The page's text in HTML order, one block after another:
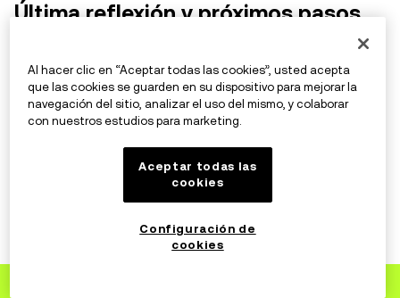
Última reflexión y próximos pasos
Gracias a su rápida ejecución y baja barrera de entrada,
los bots de trading de Telegram sin lugar a dudas han
remodelado el panorama del trading de criptomonedas.
incomparables, estos asistentes digitales han
democratizado el trading, empoderando tanto a los
que con todas las herramientas de trading
Al hacer clic en “Aceptar todas las cookies”, usted acepta
que las cookies se guarden en su dispositivo para mejorar la
navegación del sitio, analizar el uso del mismo, y colaborar
con nuestros estudios para marketing.
Aceptar todas las
cookies
Configuración de
cookies